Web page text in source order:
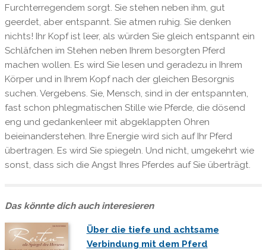
Furchterregendem sorgt. Sie stehen neben ihm, gut
geerdet, aber entspannt. Sie atmen ruhig. Sie denken
nichts! Ihr Kopf ist leer, als würden Sie gleich entspannt ein
Schläfchen im Stehen neben Ihrem besorgten Pferd
machen wollen. Es wird Sie lesen und geradezu in Ihrem
Körper und in Ihrem Kopf nach der gleichen Besorgnis
suchen. Vergebens. Sie, Mensch, sind in der entspannten,
fast schon phlegmatischen Stille wie Pferde, die dösend
eng und gedankenleer mit abgeklappten Ohren
beieinanderstehen. Ihre Energie wird sich auf Ihr Pferd
übertragen. Es wird Sie spiegeln. Und nicht, umgekehrt wie
sonst, dass sich die Angst Ihres Pferdes auf Sie überträgt.
Das könnte dich auch interesieren
Über die tiefe und achtsame
Verbindung mit dem Pferd